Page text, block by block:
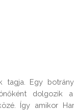
Egy
dolgozik
Így amikor